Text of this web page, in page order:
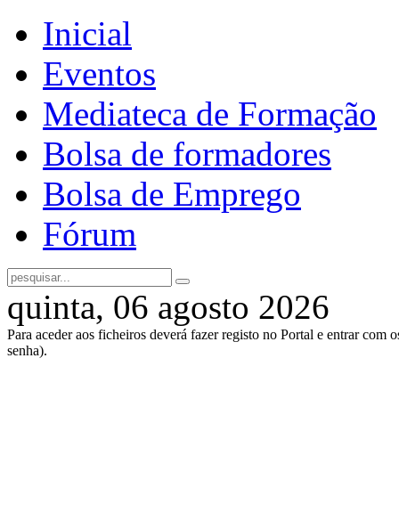
Inicial
Eventos
Mediateca de Formação
Bolsa de formadores
Bolsa de Emprego
Fórum
quinta, 06 agosto 2026
Para aceder aos ficheiros deverá fazer registo no Portal e entrar com
senha).